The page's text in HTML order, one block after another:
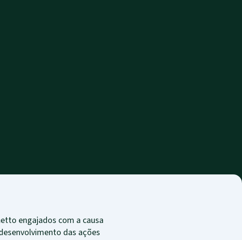
engajados com a causa
das ações